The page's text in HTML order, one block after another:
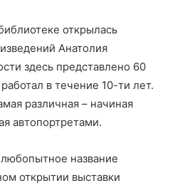
открылась
Анатолия
здесь представлено 60
в течение 10-ти лет.
различная – начиная
автопортретами.
название
открытии выставки